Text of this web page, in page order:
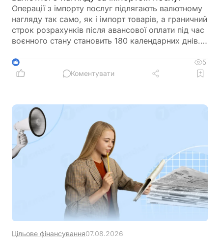
Операції з імпорту послуг підлягають валютному
нагляду так само, як і імпорт товарів, а граничний
строк розрахунків після авансової оплати під час
воєнного стану становить 180 календарних днів.
підтверджують отримання послуг та які механізми
можуть допомогти уникнути відповідальності у
1
5
Коментувати
Цільове фінансування07.08.2026